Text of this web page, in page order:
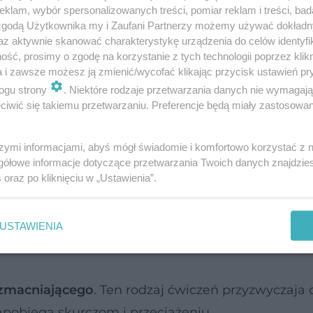
kobiet
które powstrzymują cię przed
na fitness
zrób 10-15-minutową
lubwiosła
, możesz wybrać tę, która
. Ten rodzaj ćwiczeń przyzwyczaja
wybór spersonalizowanych treści, pomiar reklam i treści,
Użytkownika my i Zaufani Partnerzy możemy używać
aktywnie skanować charakterystykę urządzenia do celów
prosimy o zgodę na korzystanie z tych technologii poprzez
i zawsze możesz ją zmienić/wycofać klikając przycisk ustawień
strony
. Niektóre rodzaje przetwarzania danych nie
się takiemu przetwarzaniu. Preferencje będą miały
informacjami, abyś mógł świadomie i komfortowo korzystać z
informacje dotyczące przetwarzania Twoich danych
oraz po kliknięciu w „Ustawienia”.
USTAWIENIA